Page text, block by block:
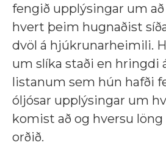
fengið upplýsingar um
hvert þeim hugnaðist
dvöl á hjúkrunarheimili.
um slíka staði en hringdi
listanum sem hún hafði
óljósar upplýsingar um
komist að og hversu
orðið.